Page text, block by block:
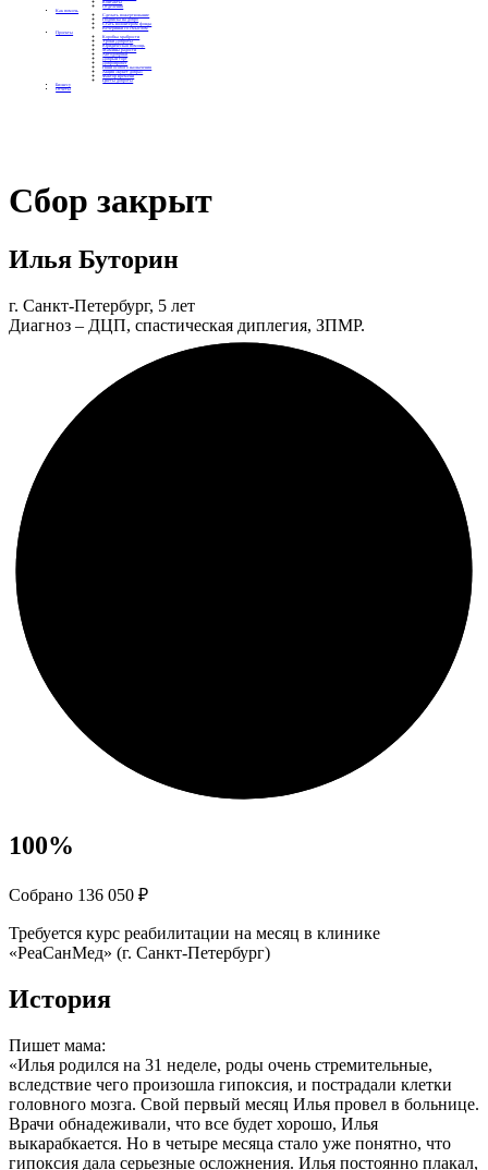
Контакты
Отделения
Как помочь
Сделать пожертвование
Подписка на добро
Стать волонтером фонда
Вечеринки со смыслом
Проекты
Коробка храбрости
Уроки Доброты
Юридическая помощь
Мамины радости
Автодобряки
Добрый торт
Добропробег
Няни особого назначения
Акция «Букет добра»
Фактор времени
Цветы доброты
Бизнесу
Отчеты
Сбор закрыт
Илья Буторин
г. Санкт-Петербург, 5 лет
Диагноз – ДЦП, спастическая диплегия, ЗПМР.
100%
Собрано 136 050 ₽
Требуется курс реабилитации на месяц в клинике
«РеаСанМед» (г. Санкт-Петербург)
История
Пишет мама:
«Илья родился на 31 неделе, роды очень стремительные,
вследствие чего произошла гипоксия, и пострадали клетки
головного мозга. Свой первый месяц Илья провел в больнице.
Врачи обнадеживали, что все будет хорошо, Илья
выкарабкается. Но в четыре месяца стало уже понятно, что
гипоксия дала серьезные осложнения. Илья постоянно плакал,